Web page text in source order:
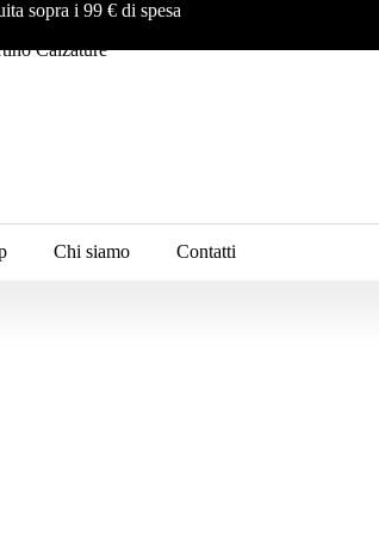
sopra i 99 € di spesa
Chi siamo Contatti